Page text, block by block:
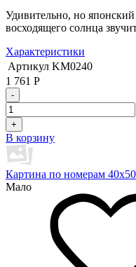
Удивительно, но
восходящего солнца
Характеристики
Артикул KM0240
1 761 Р
-
+
В корзину
Картина по номерам
Мало